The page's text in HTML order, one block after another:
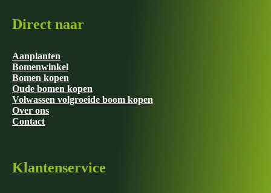
Direct naar
Aanplanten
Bomenwinkel
Bomen kopen
Oude bomen kopen
Volwassen volgroeide boom kopen
Over ons
Contact
Klantenservice